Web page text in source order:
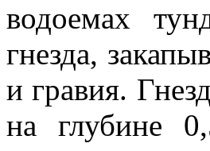
водоемах
гнезда,
и гравия.
на глубине